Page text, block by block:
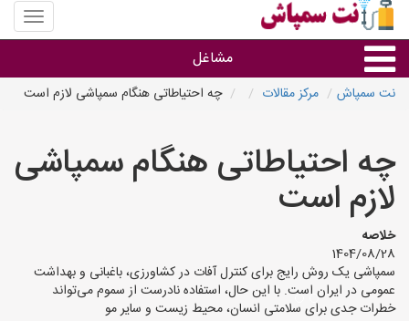
منوی
سایت
مشاغل
استان ها
نت سمپاش مرکز مقالات چه احتیاطاتی هنگام سمپاشی لازم است
چه احتیاطاتی هنگام سمپاشی
لازم است
خلاصه
1404/08/28
سمپاشی یک روش رایج برای کنترل آفات در کشاورزی، باغبانی و بهداشت
عمومی در ایران است. با این حال، استفاده نادرست از سموم می‌تواند
خطرات جدی برای سلامتی انسان، محیط زیست و سایر مو